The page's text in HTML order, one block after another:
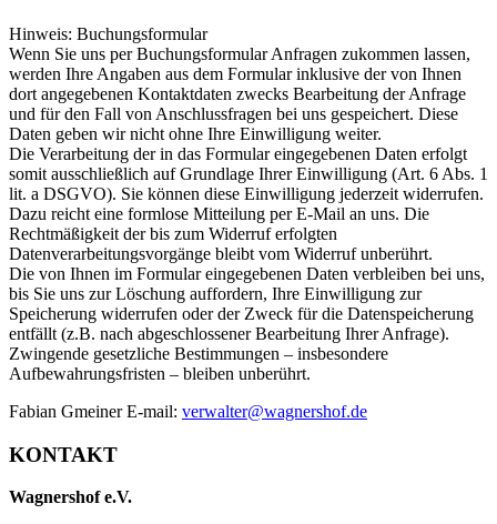
Hinweis: Buchungsformular
Wenn Sie uns per Buchungsformular Anfragen zukommen lassen,
werden Ihre Angaben aus dem Formular inklusive der von Ihnen
dort angegebenen Kontaktdaten zwecks Bearbeitung der Anfrage
und für den Fall von Anschlussfragen bei uns gespeichert. Diese
Daten geben wir nicht ohne Ihre Einwilligung weiter.
Die Verarbeitung der in das Formular eingegebenen Daten erfolgt
somit ausschließlich auf Grundlage Ihrer Einwilligung (Art. 6 Abs. 1
lit. a DSGVO). Sie können diese Einwilligung jederzeit widerrufen.
Dazu reicht eine formlose Mitteilung per E-Mail an uns. Die
Rechtmäßigkeit der bis zum Widerruf erfolgten
Datenverarbeitungsvorgänge bleibt vom Widerruf unberührt.
Die von Ihnen im Formular eingegebenen Daten verbleiben bei uns,
bis Sie uns zur Löschung auffordern, Ihre Einwilligung zur
Speicherung widerrufen oder der Zweck für die Datenspeicherung
entfällt (z.B. nach abgeschlossener Bearbeitung Ihrer Anfrage).
Zwingende gesetzliche Bestimmungen – insbesondere
Aufbewahrungsfristen – bleiben unberührt.
Fabian Gmeiner E-mail: verwalter@wagnershof.de
KONTAKT
Wagnershof e.V.